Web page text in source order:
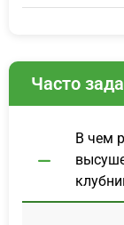
Часто
В чем